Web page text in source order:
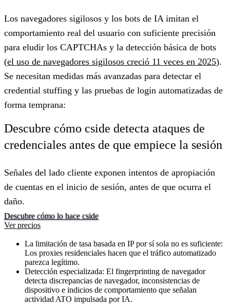
Los navegadores sigilosos y los bots de IA imitan el
comportamiento real del usuario con suficiente precisión
para eludir los CAPTCHAs y la detección básica de bots
(el uso de navegadores sigilosos creció 11 veces en 2025).
Se necesitan medidas más avanzadas para detectar el
credential stuffing y las pruebas de login automatizadas de
forma temprana:
Descubre cómo cside detecta ataques de
credenciales antes de que empiece la sesión
Señales del lado cliente exponen intentos de apropiación
de cuentas en el inicio de sesión, antes de que ocurra el
daño.
Descubre cómo lo hace cside
Ver precios
La limitación de tasa basada en IP por sí sola no es suficiente:
Los proxies residenciales hacen que el tráfico automatizado
parezca legítimo.
Detección especializada: El fingerprinting de navegador
detecta discrepancias de navegador, inconsistencias de
dispositivo e indicios de comportamiento que señalan
actividad ATO impulsada por IA.